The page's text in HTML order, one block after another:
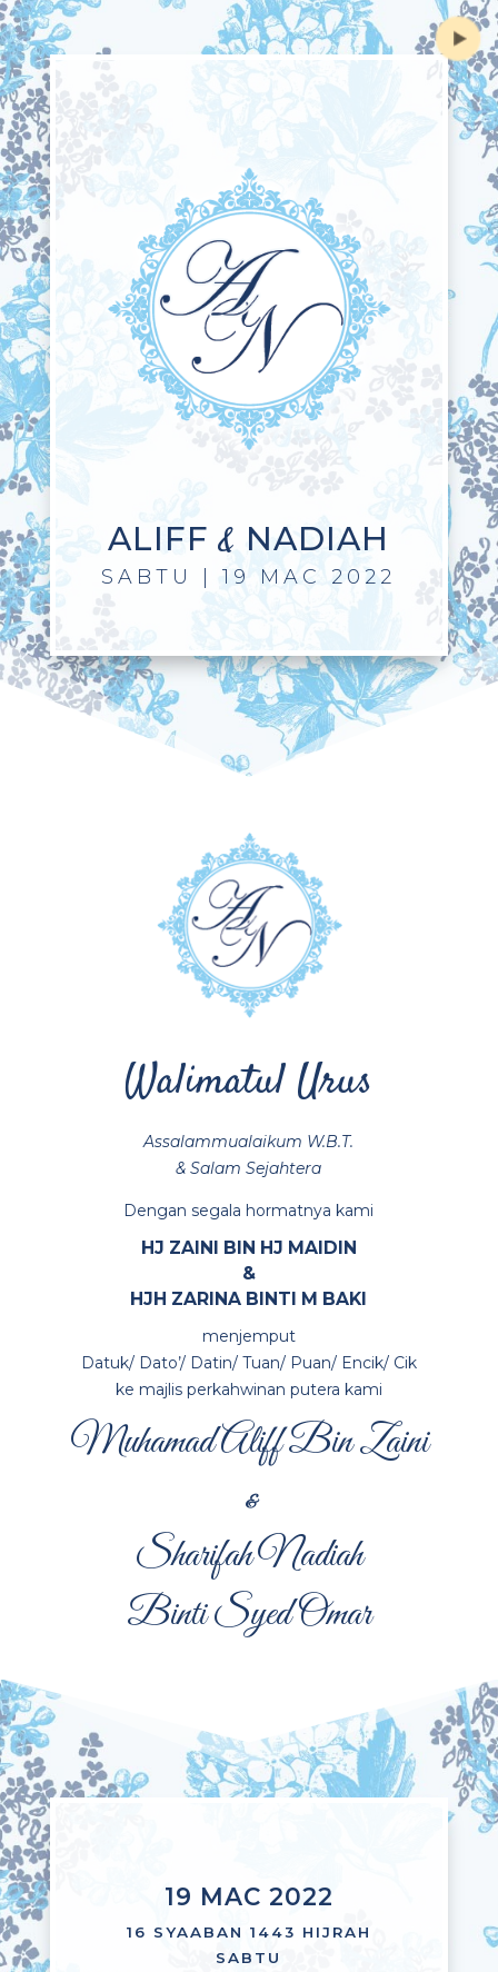
ALIFF& NADIAH
SABTU | 19 MAC 2022
Walimatul Urus
Assalammualaikum W.B.T.
& Salam Sejahtera
Dengan segala hormatnya kami
HJ ZAINI BIN HJ MAIDIN
&
HJH ZARINA BINTI M BAKI
menjemput
Datuk/ Dato’/ Datin/ Tuan/ Puan/ Encik/ Cik
ke majlis perkahwinan putera kami
Muhamad Aliff Bin Zaini
&
Sharifah Nadiah
Binti Syed Omar
19 MAC 2022
16 SYAABAN 1443 HIJRAH
SABTU